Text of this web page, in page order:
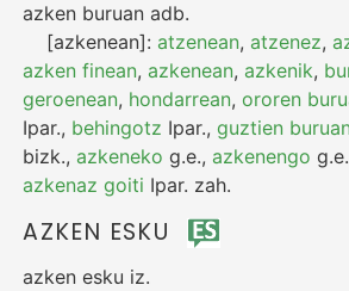
azken buruan adb.
[azkenean]:atzenean,atzenez,
azken finean,azkenean,azkenik,
geroenean, hondarrean,ororen
Ipar., behingotz Ipar.,guztien buruan
bizk.,azkeneko g.e.,azkenengo g.e.
azkenaz goiti Ipar. zah.
AZKEN ESKU
azken esku iz.